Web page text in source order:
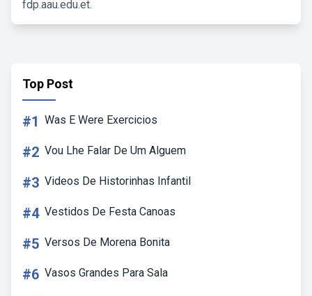
fdp.aau.edu.et.
Top Post
#1 Was E Were Exercicios
#2 Vou Lhe Falar De Um Alguem
#3 Videos De Historinhas Infantil
#4 Vestidos De Festa Canoas
#5 Versos De Morena Bonita
#6 Vasos Grandes Para Sala